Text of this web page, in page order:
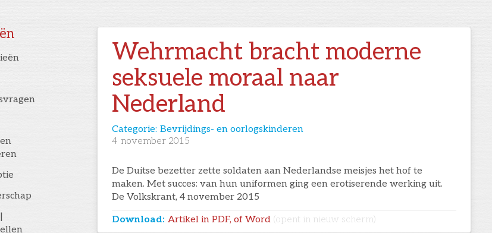
Wehrmacht bracht moderne
seksuele moraal naar
Nederland
Categorie: Bevrijdings- en oorlogskinderen
4 november 2015
De Duitse bezetter zette soldaten aan Nederlandse meisjes het hof te
maken. Met succes: van hun uniformen ging een erotiserende werking uit.
De Volkskrant, 4 november 2015
Download: Artikel in PDF, of Word (opent in nieuw scherm)